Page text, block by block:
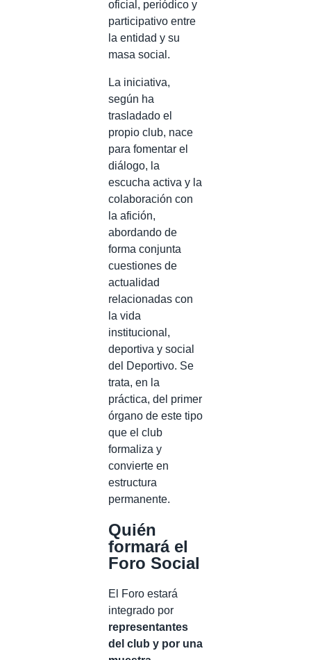
oficial, periódico y
participativo entre
la entidad y su
masa social.
La iniciativa,
según ha
trasladado el
propio club, nace
para fomentar el
diálogo, la
escucha activa y la
colaboración con
la afición,
abordando de
forma conjunta
cuestiones de
actualidad
relacionadas con
la vida
institucional,
deportiva y social
del Deportivo. Se
trata, en la
práctica, del primer
órgano de este tipo
que el club
formaliza y
convierte en
estructura
permanente.
Quién
formará el
Foro Social
El Foro estará
integrado por
representantes
del club y por una